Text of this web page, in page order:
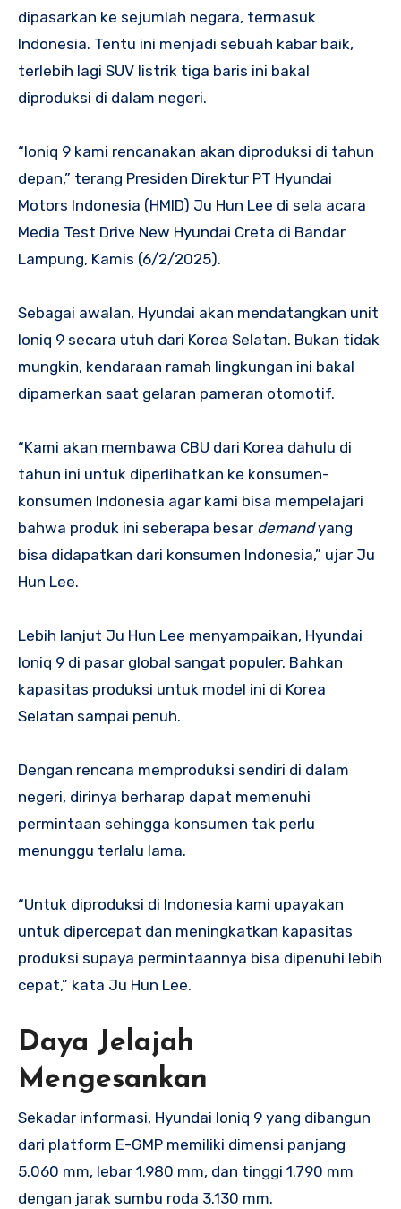
dipasarkan ke sejumlah negara, termasuk
Indonesia. Tentu ini menjadi sebuah kabar baik,
terlebih lagi SUV listrik tiga baris ini bakal
diproduksi di dalam negeri.
“Ioniq 9 kami rencanakan akan diproduksi di tahun
depan,” terang Presiden Direktur PT Hyundai
Motors Indonesia (HMID) Ju Hun Lee di sela acara
Media Test Drive New Hyundai Creta di Bandar
Lampung, Kamis (6/2/2025).
Sebagai awalan, Hyundai akan mendatangkan unit
Ioniq 9 secara utuh dari Korea Selatan. Bukan tidak
mungkin, kendaraan ramah lingkungan ini bakal
dipamerkan saat gelaran pameran otomotif.
“Kami akan membawa CBU dari Korea dahulu di
tahun ini untuk diperlihatkan ke konsumen-
konsumen Indonesia agar kami bisa mempelajari
bahwa produk ini seberapa besar demandyang
bisa didapatkan dari konsumen Indonesia,” ujar Ju
Hun Lee.
Lebih lanjut Ju Hun Lee menyampaikan, Hyundai
Ioniq 9 di pasar global sangat populer. Bahkan
kapasitas produksi untuk model ini di Korea
Selatan sampai penuh.
Dengan rencana memproduksi sendiri di dalam
negeri, dirinya berharap dapat memenuhi
permintaan sehingga konsumen tak perlu
menunggu terlalu lama.
“Untuk diproduksi di Indonesia kami upayakan
untuk dipercepat dan meningkatkan kapasitas
produksi supaya permintaannya bisa dipenuhi lebih
cepat,” kata Ju Hun Lee.
Daya Jelajah
Mengesankan
Sekadar informasi, Hyundai Ioniq 9 yang dibangun
dari platform E-GMP memiliki dimensi panjang
5.060 mm, lebar 1.980 mm, dan tinggi 1.790 mm
dengan jarak sumbu roda 3.130 mm.